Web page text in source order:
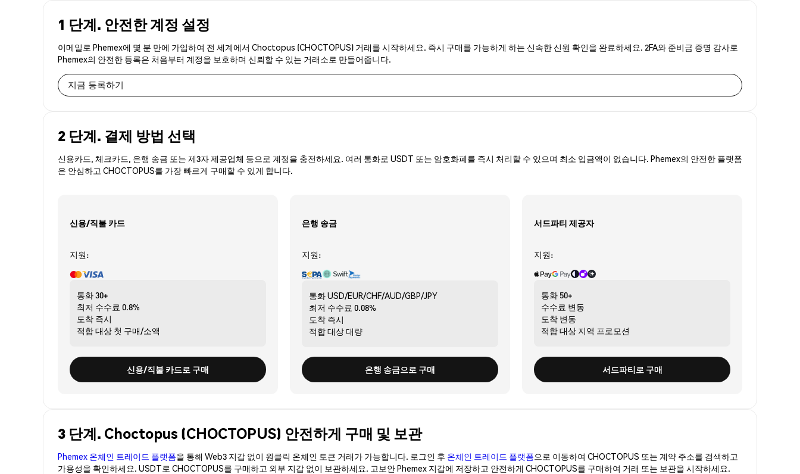
1 단계. 안전한 계정 설정
이메일로 Phemex에 몇 분 만에 가입하여 전 세계에서 Choctopus (CHOCTOPUS) 거래를 시작하세요. 즉시 구매를 가능하게 하는 신속한 신원 확인을 완료하세요. 2FA와 준비금 증명 감사로
Phemex의 안전한 등록은 처음부터 계정을 보호하며 신뢰할 수 있는 거래소로 만들어줍니다.
지금 등록하기
2 단계. 결제 방법 선택
신용카드, 체크카드, 은행 송금 또는 제3자 제공업체 등으로 계정을 충전하세요. 여러 통화로 USDT 또는 암호화폐를 즉시 처리할 수 있으며 최소 입금액이 없습니다. Phemex의 안전한 플랫폼
은 안심하고 CHOCTOPUS를 가장 빠르게 구매할 수 있게 합니다.
신용/직불 카드
지원:
통화30+
최저 수수료 0.8%
도착 즉시
적합 대상 첫 구매/소액
신용/직불 카드로 구매
은행 송금
지원:
통화USD/EUR/CHF/AUD/GBP/JPY
최저 수수료 0.08%
도착 즉시
적합 대상대량
은행 송금으로 구매
서드파티 제공자
지원:
통화 50+
수수료 변동
도착 변동
적합 대상 지역 프로모션
서드파티로 구매
3 단계. Choctopus (CHOCTOPUS) 안전하게 구매 및 보관
Phemex 온체인 트레이드 플랫폼을 통해 Web3 지갑 없이 원클릭 온체인 토큰 거래가 가능합니다. 로그인 후 온체인 트레이드 플랫폼으로 이동하여 CHOCTOPUS 또는 계약 주소를 검색하고
가용성을 확인하세요. USDT로 CHOCTOPUS를 구매하고 외부 지갑 없이 보관하세요. 고보안 Phemex 지갑에 저장하고 안전하게 CHOCTOPUS를 구매하여 거래 또는 보관을 시작하세요.